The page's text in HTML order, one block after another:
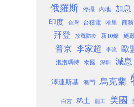
俄羅斯 停擺 內地 加息
印度
台灣 台積電 哈里 商
拜登 放寬防疫 新10條 施
普京 李家超 李強 歐
泡泡瑪特 泰國 深圳 減息
澤連斯基 澳門 烏克蘭
白宮 稀土 罷工 美國